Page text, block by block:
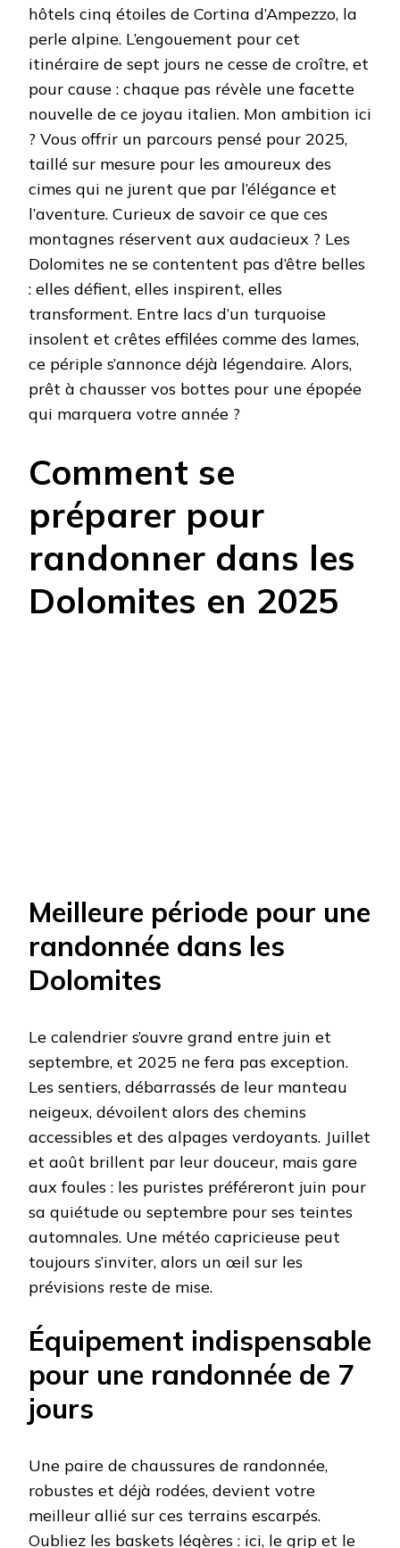
hôtels cinq étoiles de Cortina d’Ampezzo, la
perle alpine. L’engouement pour cet
itinéraire de sept jours ne cesse de croître, et
pour cause : chaque pas révèle une facette
nouvelle de ce joyau italien. Mon ambition ici
? Vous offrir un parcours pensé pour 2025,
taillé sur mesure pour les amoureux des
cimes qui ne jurent que par l’élégance et
l’aventure. Curieux de savoir ce que ces
montagnes réservent aux audacieux ? Les
Dolomites ne se contentent pas d’être belles
: elles défient, elles inspirent, elles
transforment. Entre lacs d’un turquoise
insolent et crêtes effilées comme des lames,
ce périple s’annonce déjà légendaire. Alors,
prêt à chausser vos bottes pour une épopée
qui marquera votre année ?
Comment se
préparer pour
randonner dans les
Dolomites en 2025
Meilleure période pour une
randonnée dans les
Dolomites
Le calendrier s’ouvre grand entre juin et
septembre, et 2025 ne fera pas exception.
Les sentiers, débarrassés de leur manteau
neigeux, dévoilent alors des chemins
accessibles et des alpages verdoyants. Juillet
et août brillent par leur douceur, mais gare
aux foules : les puristes préféreront juin pour
sa quiétude ou septembre pour ses teintes
automnales. Une météo capricieuse peut
toujours s’inviter, alors un œil sur les
prévisions reste de mise.
Équipement indispensable
pour une randonnée de 7
jours
Une paire de chaussures de randonnée,
robustes et déjà rodées, devient votre
meilleur allié sur ces terrains escarpés.
Oubliez les baskets légères : ici, le grip et le